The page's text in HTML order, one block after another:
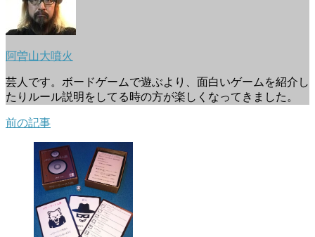
阿曽山大噴火
芸人です。ボードゲームで遊ぶより、面白いゲームを紹介し
たりルール説明をしてる時の方が楽しくなってきました。
前の記事